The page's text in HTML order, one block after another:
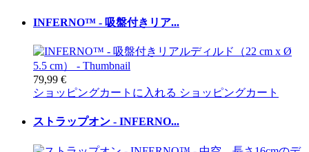
INFERNO™ - 吸盤付きリア...
79,99 €
ショッピングカートに入れる ショッピングカート
ストラップオン - INFERNO...